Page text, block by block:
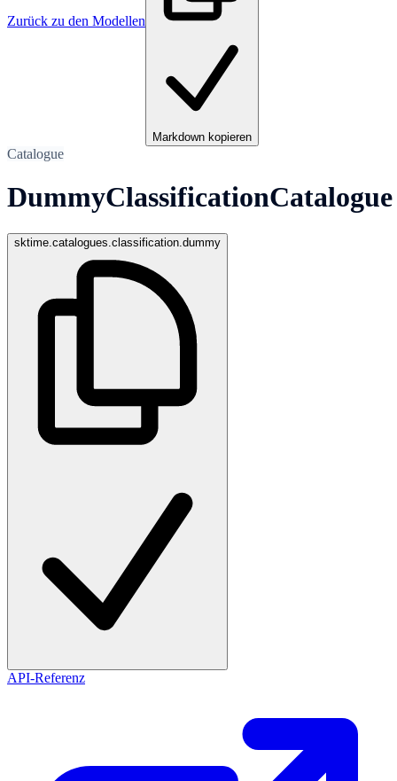
Zurück zu den Modellen
Markdown kopieren
Catalogue
DummyClassificationCatalogue
sktime.catalogues.classification.dummy
API-Referenz